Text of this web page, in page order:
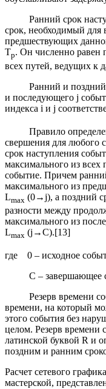
Ранний срок
срок, необходимый для
предшествующих
Тр. Он численно равен
всех путей, ведущих к
Ранний и поздний
и последующего j
индекса i и j
Правило
свершения для любого
срок наступления
максимального из всех
событие. Причем
максимального из
Lmax (0→j), а поздний
разности между
максимального из
Lmax (j→C).[13]
где 0 – исходное
С – завершающее
Резерв времени
времени, на который
этого события без
целом. Резерв времени
латинской буквой R и
поздним и ранним
Расчет сетевого
мастерской,